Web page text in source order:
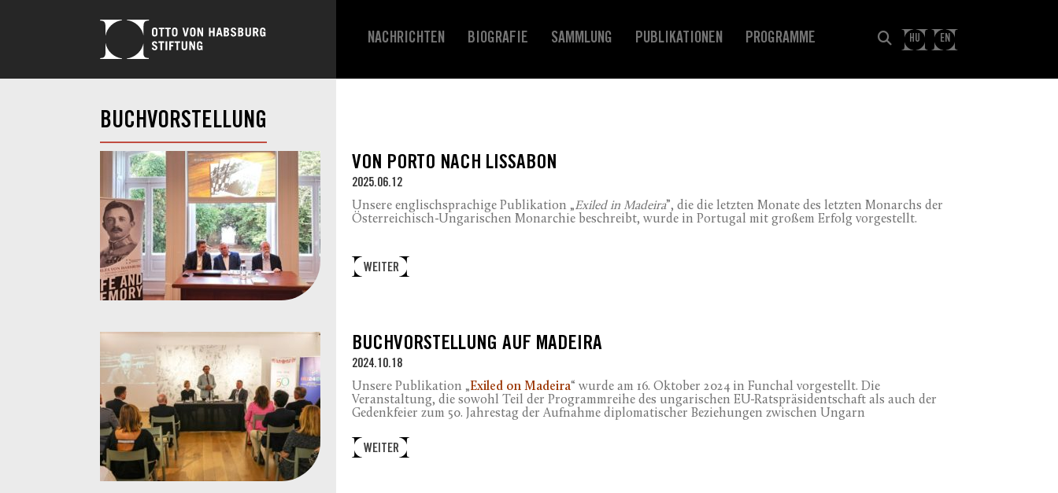
NACHRICHTEN BIOGRAFIE SAMMLUNG PUBLIKATIONEN PROGRAMME HU EN
BUCHVORSTELLUNG
VON PORTO NACH LISSABON
2025.06.12
Unsere englischsprachige Publikation „Exiled in Madeira”, die die letzten Monate des letzten Monarchs der
Österreichisch-Ungarischen Monarchie beschreibt, wurde in Portugal mit großem Erfolg vorgestellt.
WEITER
BUCHVORSTELLUNG AUF MADEIRA
2024.10.18
Unsere Publikation „Exiled on Madeira“ wurde am 16. Oktober 2024 in Funchal vorgestellt. Die
Veranstaltung, die sowohl Teil der Programmreihe des ungarischen EU-Ratspräsidentschaft als auch der
Gedenkfeier zum 50. Jahrestag der Aufnahme diplomatischer Beziehungen zwischen Ungarn
WEITER